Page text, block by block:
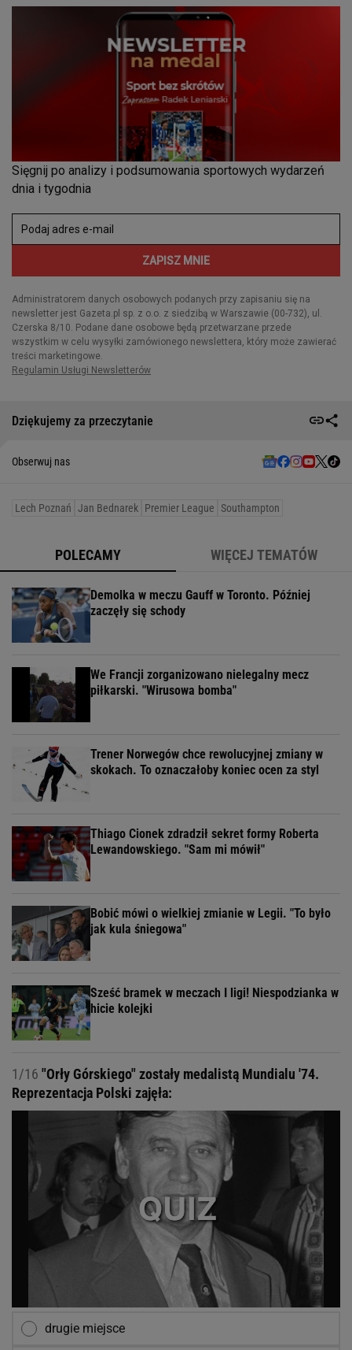
Dziękujemy za przeczytanie
Obserwuj nas
Lech Poznań Jan Bednarek Premier League Southampton
POLECAMY WIĘCEJ TEMATÓW
Demolka w meczu Gauff w Toronto. Później
zaczęły się schody
We Francji zorganizowano nielegalny mecz
piłkarski. "Wirusowa bomba"
Trener Norwegów chce rewolucyjnej zmiany w
skokach. To oznaczałoby koniec ocen za styl
Thiago Cionek zdradził sekret formy Roberta
Lewandowskiego. "Sam mi mówił"
Bobić mówi o wielkiej zmianie w Legii. "To było
jak kula śniegowa"
Sześć bramek w meczach I ligi! Niespodzianka w
hicie kolejki
1/16 "Orły Górskiego" zostały medalistą Mundialu '74.
Reprezentacja Polski zajęła:
drugie miejsce